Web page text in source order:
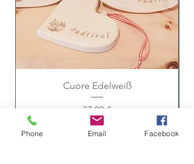
Cuore Edelweiß
Prezzo
37,00 €
Phone Email Facebook